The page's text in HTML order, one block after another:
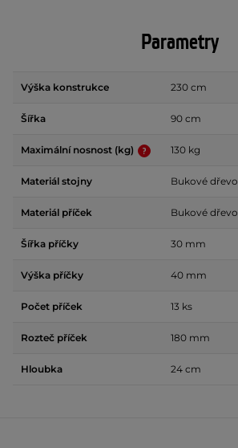
Parametry
Výška konstrukce 230 cm
Šířka 90 cm
Maximální nosnost (kg) 130 kg
Materiál stojny Bukové dřevo
Materiál příček Bukové dřevo
Šířka příčky 30 mm
Výška příčky 40 mm
Počet příček 13 ks
Rozteč příček 180 mm
Hloubka 24 cm